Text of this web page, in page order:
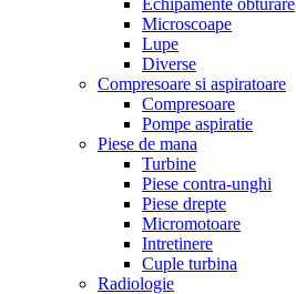
Echipamente obturare
Microscoape
Lupe
Diverse
Compresoare si aspiratoare
Compresoare
Pompe aspiratie
Piese de mana
Turbine
Piese contra-unghi
Piese drepte
Micromotoare
Intretinere
Cuple turbina
Radiologie